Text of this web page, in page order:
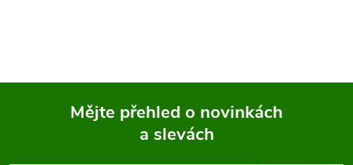
Mějte přehled o novinkách
a slevách